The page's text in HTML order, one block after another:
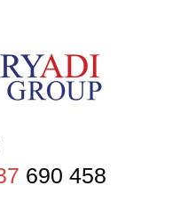
690 458